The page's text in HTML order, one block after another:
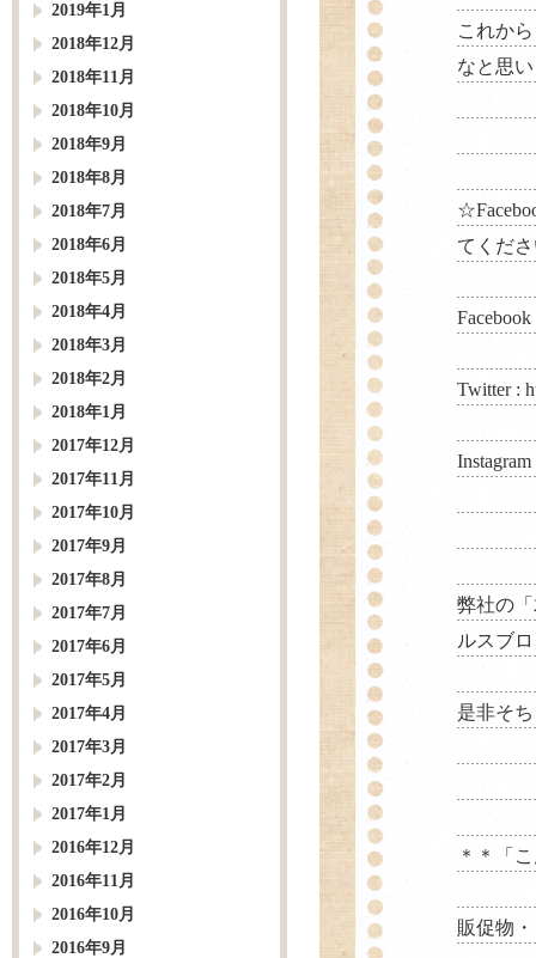
2019年1月
2018年12月
2018年11月
2018年10月
2018年9月
2018年8月
2018年7月
2018年6月
2018年5月
2018年4月
2018年3月
2018年2月
2018年1月
2017年12月
2017年11月
2017年10月
2017年9月
2017年8月
2017年7月
2017年6月
2017年5月
2017年4月
2017年3月
2017年2月
2017年1月
2016年12月
2016年11月
2016年10月
2016年9月
これか
なと思
てくだ
Twitter :
弊社の
ルスブ
是非そ
＊＊「
販促物